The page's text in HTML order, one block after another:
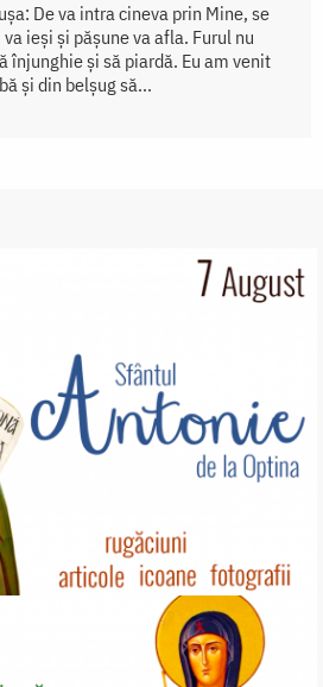
De va intra cineva prin Mine, se
ieşi şi păşune va afla. Furul nu
înjunghie şi să piardă. Eu am venit
şi din belşug să...